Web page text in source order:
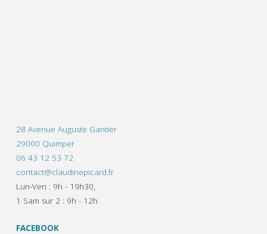
28 Avenue Auguste Gantier
29000 Quimper
06 43 12 53 72
contact@claudinepicard.fr
Lun-Ven : 9h - 19h30,
1 Sam sur 2 : 9h - 12h
FACEBOOK